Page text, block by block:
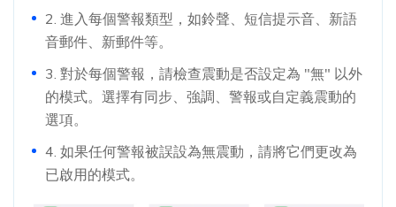
2. 進入每個警報類型，如鈴聲、短信提示音、新語
音郵件、新郵件等。
3. 對於每個警報，請檢查震動是否設定為 "無" 以外
的模式。選擇有同步、強調、警報或自定義震動的
選項。
4. 如果任何警報被誤設為無震動，請將它們更改為
已啟用的模式。